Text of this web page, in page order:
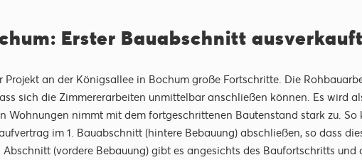
Erster Bauabschnitt ausverkauft
Projekt an der Königsallee in Bochum große Fortschritte. Die
sich die Zimmererarbeiten unmittelbar anschließen können. Es wird
Wohnungen nimmt mit dem fortgeschrittenen Bautenstand stark zu. So
im 1. Bauabschnitt (hintere Bebauung) abschließen, so dass
(vordere Bebauung) gibt es angesichts des Baufortschritts und